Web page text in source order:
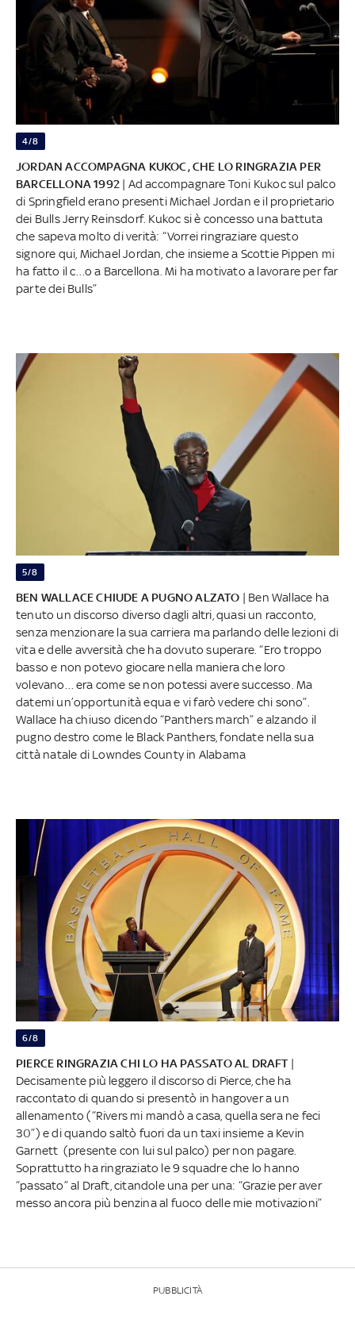
4/8
JORDAN ACCOMPAGNA KUKOC, CHE LO RINGRAZIA PER
BARCELLONA 1992 | Ad accompagnare Toni Kukoc sul palco
di Springfield erano presenti Michael Jordan e il proprietario
dei Bulls Jerry Reinsdorf. Kukoc si è concesso una battuta
che sapeva molto di verità: “Vorrei ringraziare questo
signore qui, Michael Jordan, che insieme a Scottie Pippen mi
ha fatto il c…o a Barcellona. Mi ha motivato a lavorare per far
parte dei Bulls”
5/8
BEN WALLACE CHIUDE A PUGNO ALZATO | Ben Wallace ha
tenuto un discorso diverso dagli altri, quasi un racconto,
senza menzionare la sua carriera ma parlando delle lezioni di
vita e delle avversità che ha dovuto superare. “Ero troppo
basso e non potevo giocare nella maniera che loro
volevano… era come se non potessi avere successo. Ma
datemi un’opportunità equa e vi farò vedere chi sono”.
Wallace ha chiuso dicendo “Panthers march” e alzando il
pugno destro come le Black Panthers, fondate nella sua
città natale di Lowndes County in Alabama
6/8
PIERCE RINGRAZIA CHI LO HA PASSATO AL DRAFT|
Decisamente più leggero il discorso di Pierce, che ha
raccontato di quando si presentò in hangover a un
allenamento (“Rivers mi mandò a casa, quella sera ne feci
30”) e di quando saltò fuori da un taxi insieme a Kevin
Garnett (presente con lui sul palco) per non pagare.
Soprattutto ha ringraziato le 9 squadre che lo hanno
“passato” al Draft, citandole una per una: “Grazie per aver
messo ancora più benzina al fuoco delle mie motivazioni”
PUBBLICITÀ